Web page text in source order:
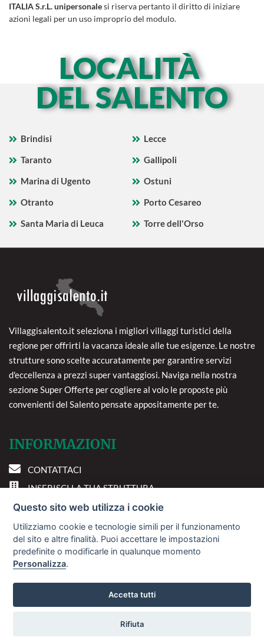
ITALIA S.r.L. unipersonalesi riserva pertanto il diritto di iniziare
azioni legali per un uso improprio del modulo.
LOCALITÀ
DEL SALENTO
Brindisi
Lecce
Taranto
Gallipoli
Marina di Ugento
Ostuni
Otranto
Porto Cesareo
Santa Maria di Leuca
Torre dell'Orso
Villaggisalento.it seleziona i migliori villaggi turistici della
regione per offrirti la vacanza ideale alle tue esigenze. Le nostre
strutture sono scelte accuratamente per garantire servizi
d'eccellenza a prezzi super vantaggiosi. Naviga nella nostra
sezione Super Offerte per cogliere al volo le proposte più
convenienti del Salento pensate appositamente per te.
INFORMAZIONI
CONTATTACI
INSERISCI LA TUA STRUTTURA
PREFERENZE COOKIE
DOVE SIAMO
Via A. Costa, 2 - 63822
Sviluppo Turismo Italia S.r.L. unipersonale
Questo sito web utilizza i cookie
Utilizziamo cookie e tecnologie simili per il funzionamento
del sito e altre finalità. Puoi accettare le impostazioni
predefinite o modificarle in qualunque momento
Personalizza.
Accetta tutti
Rifiuta